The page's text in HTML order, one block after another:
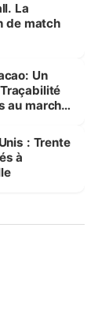
La
de match
Un
au marché
: Trente
à